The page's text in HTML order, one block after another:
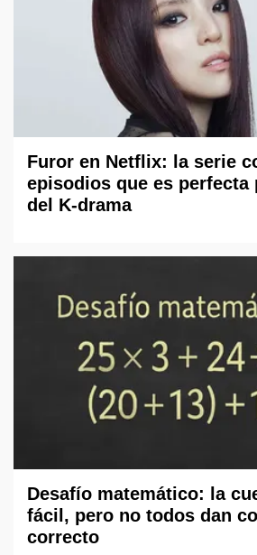
Furor en Netflix: la serie
episodios que es perfecta
del K-drama
Desafío matemático: la
fácil, pero no todos dan
correcto